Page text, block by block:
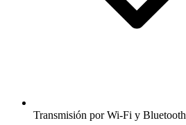
Transmisión por Wi-Fi y Bluetooth